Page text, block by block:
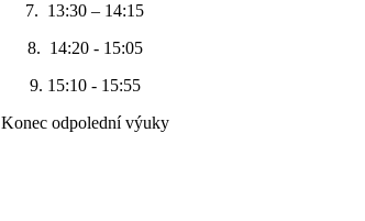
7. 13:30 – 14:15
8. 14:20 - 15:05
9. 15:10 - 15:55
Konec odpolední výuky